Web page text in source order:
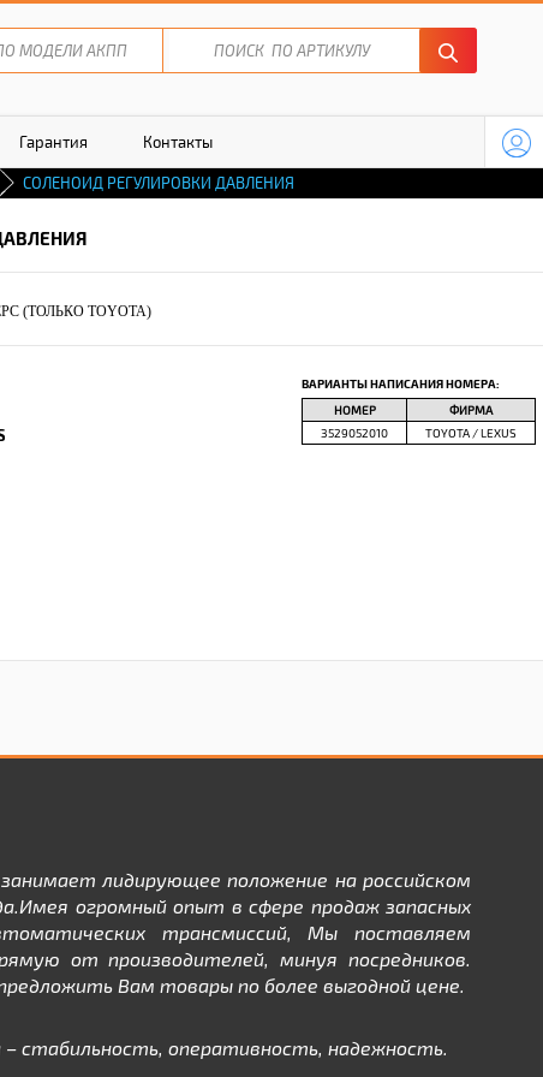
Гарантия Контакты
СОЛЕНОИД РЕГУЛИРОВКИ ДАВЛЕНИЯ
(ТОЛЬКО TOYOTA)
ВАРИАНТЫ НАПИСАНИЯ НОМЕРА:
НОМЕР
ФИРМА
3529052010
TOYOTA / LEXUS
лидирующее положение на российском
огромный опыт в сфере продаж запасных
трансмиссий, Мы поставляем
от производителей, минуя посредников.
Вам товары по более выгодной цене.
стабильность, оперативность, надежность.